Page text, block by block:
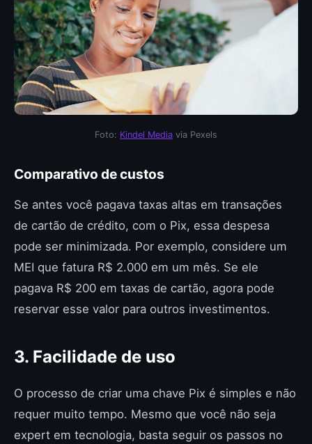
Foto: Kindel Media via Pexels
Comparativo de custos
Se antes você pagava taxas altas em transações
de cartão de crédito, com o Pix, essa despesa
pode ser minimizada. Por exemplo, considere um
MEI que fatura R$ 2.000 em um mês. Se ele
pagava R$ 200 em taxas de cartão, agora pode
reservar esse valor para outros investimentos.
3. Facilidade de uso
O processo de criar uma chave Pix é simples e não
requer muito tempo. Mesmo que você não seja
expert em tecnologia, basta seguir os passos no